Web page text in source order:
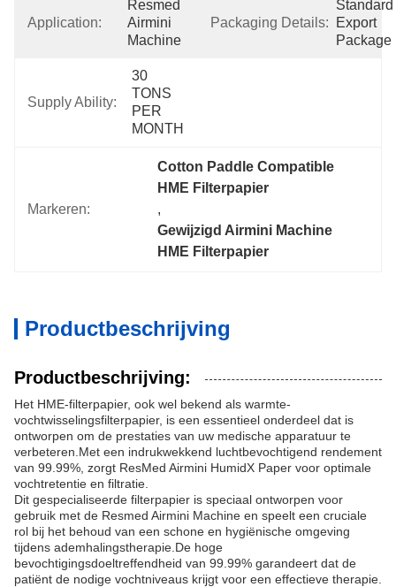
Application:
Resmed
Airmini
Machine
Packaging Details:
Standard
Export
Package
Supply Ability:
30
TONS
PER
MONTH
Markeren:
Cotton Paddle Compatible
HME Filterpapier
,
Gewijzigd Airmini Machine
HME Filterpapier
Productbeschrijving
Productbeschrijving:
Het HME-filterpapier, ook wel bekend als warmte-
vochtwisselingsfilterpapier, is een essentieel onderdeel dat is
ontworpen om de prestaties van uw medische apparatuur te
verbeteren.Met een indrukwekkend luchtbevochtigend rendement
van 99.99%, zorgt ResMed Airmini HumidX Paper voor optimale
vochtretentie en filtratie.
Dit gespecialiseerde filterpapier is speciaal ontworpen voor
gebruik met de Resmed Airmini Machine en speelt een cruciale
rol bij het behoud van een schone en hygiënische omgeving
tijdens ademhalingstherapie.De hoge
bevochtigingsdoeltreffendheid van 99.99% garandeert dat de
patiënt de nodige vochtniveaus krijgt voor een effectieve therapie.